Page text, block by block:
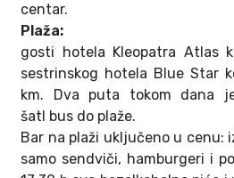
centar.
Plaža:
gosti hotela Kleopatra Atlas
sestrinskog hotela Blue Star
km. Dva puta tokom dana
šatl bus do plaže.
Bar na plaži uključeno u cenu:
samo sendviči, hamburgeri i